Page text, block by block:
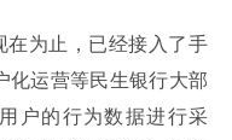
在为止，已经接入了手
化运营等民生银行大部
户的行为数据进行采